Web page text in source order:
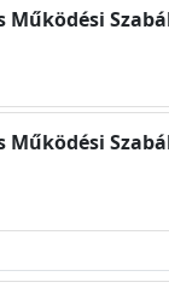
Működési
Működési